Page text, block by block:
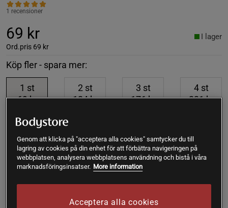
1 recensioner
69 kr
Ord.pris 69 kr
I lager
Köp fler - spara mer:
1 st
69 kr
2 st
124 kr
3 st
176 kr
4st
221 kr
Lägg i varukorgen
| EAN7090017542634
Genom att klicka på "acceptera alla cookies" samtycker du till
lagring av cookies på din enhet för att förbättra navigeringen på
webbplatsen, analysera webbplatsens användning och bistå i våra
marknadsföringsinsatser. More information
Acceptera alla cookies